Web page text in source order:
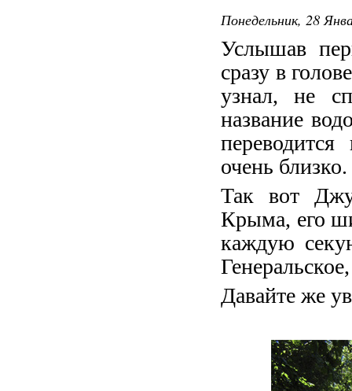
Понедельник, 28
Услышав
сразу в
узнал, не
название
очень
Так вот
Крыма, его
каждую
Давайте же